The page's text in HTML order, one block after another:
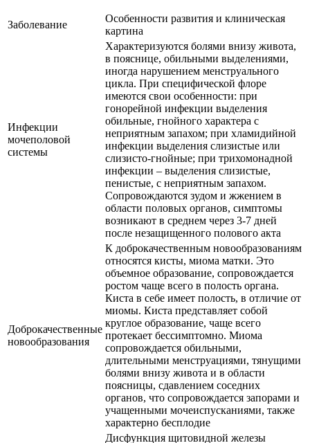
Заболевание
Особенности развития и клиническая
картина
Инфекции
мочеполовой
системы
Характеризуются болями внизу живота,
в пояснице, обильными выделениями,
иногда нарушением менструального
цикла. При специфической флоре
имеются свои особенности: при
гонорейной инфекции выделения
обильные, гнойного характера с
неприятным запахом; при хламидийной
инфекции выделения слизистые или
слизисто-гнойные; при трихомонадной
инфекции – выделения слизистые,
пенистые, с неприятным запахом.
Сопровождаются зудом и жжением в
области половых органов, симптомы
возникают в среднем через 3-7 дней
после незащищенного полового акта
Доброкачественные
новообразования
К доброкачественным новообразованиям
относятся кисты, миома матки. Это
объемное образование, сопровождается
ростом чаще всего в полость органа.
Киста в себе имеет полость, в отличие от
миомы. Киста представляет собой
круглое образование, чаще всего
протекает бессимптомно. Миома
сопровождается обильными,
длительными менструациями, тянущими
болями внизу живота и в области
поясницы, сдавлением соседних
органов, что сопровождается запорами и
учащенными мочеиспусканиями, также
характерно бесплодие
Дисфункция щитовидной железы